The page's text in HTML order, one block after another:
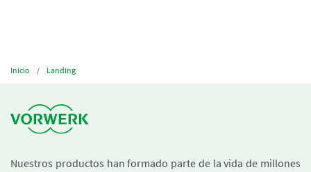
Inicio Landing
Nuestros productos han formado parte de la vida de millones